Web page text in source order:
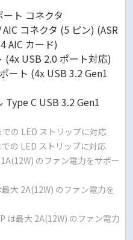
ト コネクタ
コネクタ (5 ピン) (ASR
AIC カード)
(4x USB 2.0 ポート対応)
ート (4x USB 3.2 Gen1
Type C USB 3.2 Gen1
の LED ストリップに対応
の LED ストリップに対応
のファン電力をサポー
大 2A(12W) のファン電力を
は最大 2A(12W) のファン電力